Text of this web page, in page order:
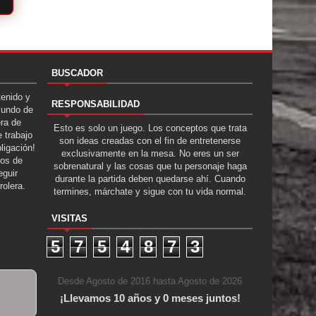
y
de
de
trabajo
de
BUSCADOR
RESPONSABILIDAD
Esto es solo un juego. Los conceptos que trata
son ideas creadas con el fin de entretenerse
exclusivamente en la mesa. No eres un ser
sobrenatural y las cosas que tu personaje haga
durante la partida deben quedarse ahí. Cuando
termines, márchate y sigue con tu vida normal.
VISITAS
5 7 5 4 8 7 3
Desde Agosto de 2016 hasta Agosto de 2026
¡Llevamos 10 años y 0 meses juntos!